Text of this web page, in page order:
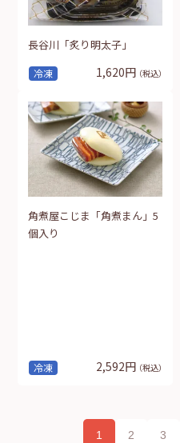
冷凍
長谷川「炙り明太子」
1,620円 （税込）
冷凍
角煮屋こじま「角煮まん」5
個入り
2,592円 （税込）
1 2 3